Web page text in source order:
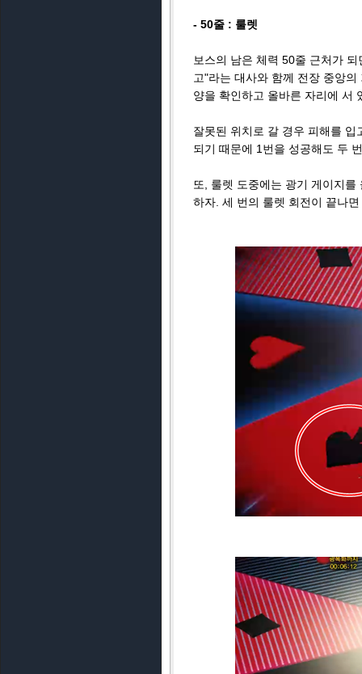
- 50줄 : 룰렛
보스의 남은 체력 50줄 근처가
고"라는 대사와 함께 전장 중앙
양을 확인하고 올바른 자리에 서
잘못된 위치로 갈 경우 피해를
되기 때문에 1번을 성공해도 두
또, 룰렛 도중에는 광기 게이지
하자. 세 번의 룰렛 회전이 끝나